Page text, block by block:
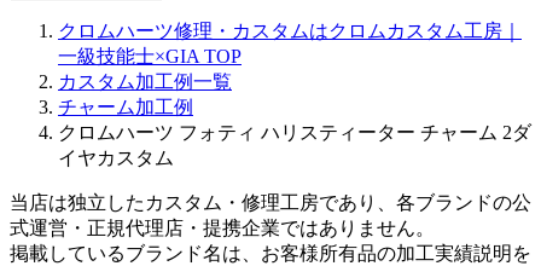
クロムハーツ修理・カスタムはクロムカスタム工房｜
一級技能士×GIA TOP
カスタム加工例一覧
チャーム加工例
クロムハーツ フォティ ハリスティーター チャーム 2ダ
イヤカスタム
当店は独立したカスタム・修理工房であり、各ブランドの公
式運営・正規代理店・提携企業ではありません。
掲載しているブランド名は、お客様所有品の加工実績説明を